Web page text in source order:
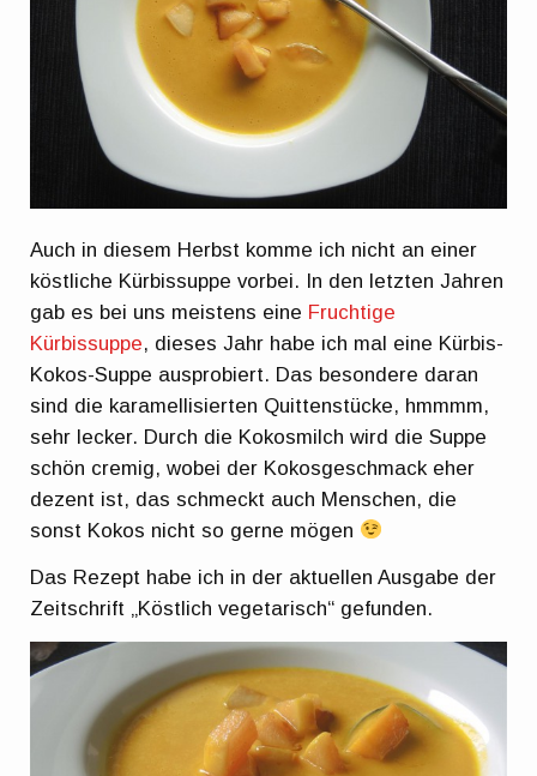
Auch in diesem Herbst komme ich nicht an einer
köstliche Kürbissuppe vorbei. In den letzten Jahren
gab es bei uns meistens eine Fruchtige
Kürbissuppe, dieses Jahr habe ich mal eine Kürbis-
Kokos-Suppe ausprobiert. Das besondere daran
sind die karamellisierten Quittenstücke, hmmmm,
sehr lecker. Durch die Kokosmilch wird die Suppe
schön cremig, wobei der Kokosgeschmack eher
dezent ist, das schmeckt auch Menschen, die
sonst Kokos nicht so gerne mögen
Das Rezept habe ich in der aktuellen Ausgabe der
Zeitschrift „Köstlich vegetarisch“ gefunden.